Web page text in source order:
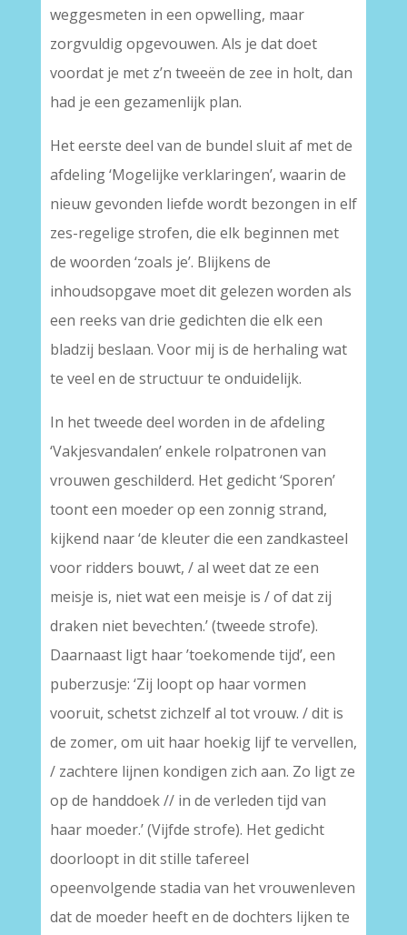
weggesmeten in een opwelling, maar
zorgvuldig opgevouwen. Als je dat doet
voordat je met z’n tweeën de zee in holt, dan
had je een gezamenlijk plan.
Het eerste deel van de bundel sluit af met de
afdeling ‘Mogelijke verklaringen’, waarin de
nieuw gevonden liefde wordt bezongen in elf
zes-regelige strofen, die elk beginnen met
de woorden ‘zoals je’. Blijkens de
inhoudsopgave moet dit gelezen worden als
een reeks van drie gedichten die elk een
bladzij beslaan. Voor mij is de herhaling wat
te veel en de structuur te onduidelijk.
In het tweede deel worden in de afdeling
‘Vakjesvandalen’ enkele rolpatronen van
vrouwen geschilderd. Het gedicht ‘Sporen’
toont een moeder op een zonnig strand,
kijkend naar ‘de kleuter die een zandkasteel
voor ridders bouwt, / al weet dat ze een
meisje is, niet wat een meisje is / of dat zij
draken niet bevechten.’ (tweede strofe).
Daarnaast ligt haar ’toekomende tijd’, een
puberzusje: ‘Zij loopt op haar vormen
vooruit, schetst zichzelf al tot vrouw. / dit is
de zomer, om uit haar hoekig lijf te vervellen,
/ zachtere lijnen kondigen zich aan. Zo ligt ze
op de handdoek // in de verleden tijd van
haar moeder.’ (Vijfde strofe). Het gedicht
doorloopt in dit stille tafereel
opeenvolgende stadia van het vrouwenleven
dat de moeder heeft en de dochters lijken te